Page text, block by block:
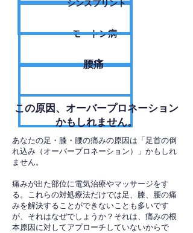
シンスプリント
モートン病
腰痛
​この原因、オーバープロネーション
かもしれません。
あなたの足・膝・腰の痛みの原因は「足首の倒
れ込み（オーバープロネーション）」かもしれ
ません。
痛みが出た部位に電気治療やマッサージをす
る。これらの対処療法だけでは足、膝、腰の痛
みを解決することができないことも多いです
が、それはなぜでしょうか？それは、痛みの根
本原因に対してアプローチしていないからで